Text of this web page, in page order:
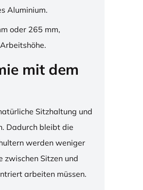
Aluminium.
oder 265 mm,
mit dem
Sitzhaltung und
Dadurch bleibt die
werden weniger
zwischen Sitzen und
arbeiten müssen.